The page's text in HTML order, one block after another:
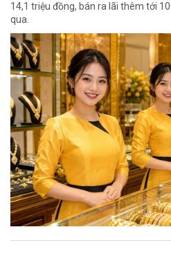
14,1 triệu đồng, bán ra lãi thêm tới
qua.